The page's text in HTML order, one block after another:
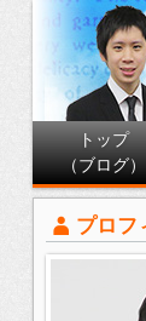
トップ
（ブログ）
プロフ